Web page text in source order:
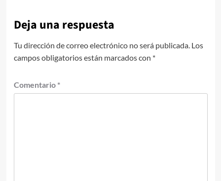
Deja una respuesta
Tu dirección de correo electrónico no será publicada. Los
campos obligatorios están marcados con *
Comentario *